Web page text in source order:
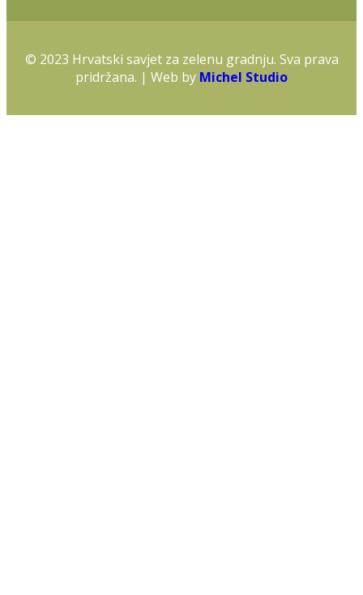
© 2023 Hrvatski savjet za zelenu gradnju. Sva prava
pridržana. | Web by Michel Studio